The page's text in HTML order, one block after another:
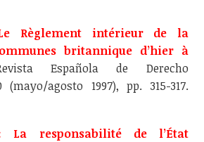
Règlement intérieur de la
britannique d’hier à
Española de Derecho
agosto 1997), pp. 315-317.
La responsabilité de l’État